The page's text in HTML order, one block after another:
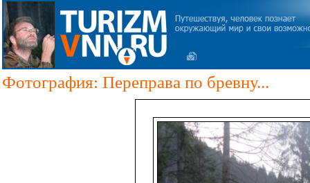
Фотография: Переправа по бревну...